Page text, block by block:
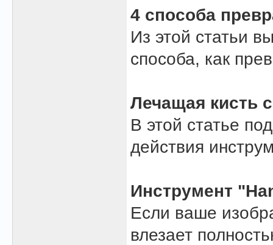
4 способа
Из этой статьи
способа, как
Лечащая кисть
В этой статье
действия
Инструмент
Если ваше
влезает